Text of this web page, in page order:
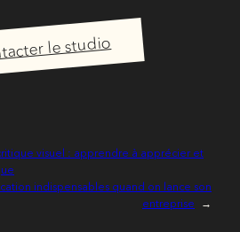
le studio
visuel : apprendre à apprécier et
indispensables quand on lance son
entreprise
→